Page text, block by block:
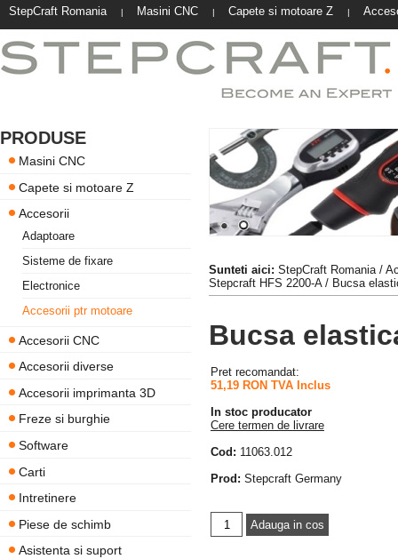
StepCraft Romania | Masini CNC | Capete si motoare Z |
PRODUSE
Masini CNC
Capete si motoare Z
Accesorii
Adaptoare
Sisteme de fixare
Electronice
Accesorii ptr motoare
Accesorii CNC
Accesorii diverse
Accesorii imprimanta 3D
Freze si burghie
Software
Carti
Intretinere
Piese de schimb
Asistenta si suport
Sunteti aici: StepCraft Romania/
Stepcraft HFS 2200-A/ Bucsa
Bucsa
Pret recomandat:
51,19 RON TVA Inclus
In stoc producator
Cere termen de livrare
Cod: 11063.012
Prod: Stepcraft Germany